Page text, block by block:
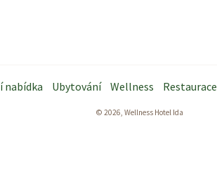
nabídka Ubytování Wellness Restaurace
© 2026, Wellness Hotel Ida